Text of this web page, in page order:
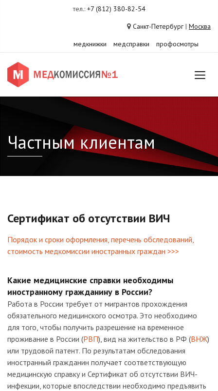
тел.: +7 (812) 380-82-54
Санкт-Петербург | Москва
медкнижки
медсправки профосмотры
Частным клиентам
Сертификат об отсутствии ВИЧ
Порядок и сроки оформления, перечень обследований,
стоимость медкомиссии иностранных граждан >>>
Какие медицинские справки необходимы
иностранному гражданину в России?
Работа в России требует от мигрантов прохождения
обязательного медицинского осмотра. Это необходимо
для того, чтобы получить разрешение на временное
проживание в России (РВП), вид на жительство в РФ (ВНЖ)
или трудовой патент. По результатам обследования
иностранный гражданин получает соответствующую
медицинскую справку и Сертификат об отсутствии ВИЧ-
инфекции, которые впоследствии необходимо предъявить